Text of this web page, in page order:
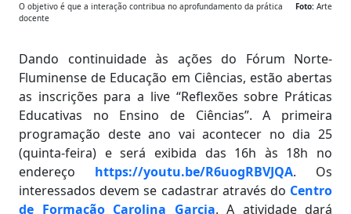
Foto: Arte
O objetivo é que a interação contribua no aprofundamento da prática
docente
Dando continuidade às ações do Fórum Norte-
Fluminense de Educação em Ciências, estão abertas
as inscrições para a live “Reflexões sobre Práticas
Educativas no Ensino de Ciências”. A primeira
programação deste ano vai acontecer no dia 25
(quinta-feira) e será exibida das 16h às 18h no
endereço https://youtu.be/R6uogRBVJQA. Os
interessados devem se cadastrar através do Centro
de Formação Carolina Garcia. A atividade dará